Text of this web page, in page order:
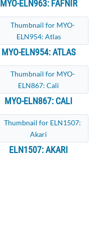
MYO-ELN963: FAFNIR
MYO-ELN954: ATLAS
MYO-ELN867: CALI
ELN1507: AKARI